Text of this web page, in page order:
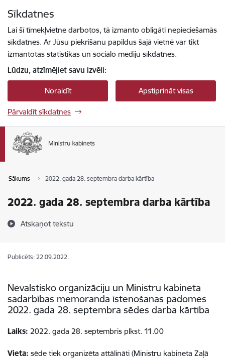
Sīkdatnes
Lai šī tīmekļvietne darbotos, tā izmanto obligāti nepieciešamās
sīkdatnes. Ar Jūsu piekrišanu papildus šajā vietnē var tikt
izmantotas statistikas un sociālo mediju sīkdatnes.
Lūdzu, atzīmējiet savu izvēli:
Noraidīt Apstiprināt visas
Pārvaldīt sīkdatnes
Sākums 2022. gada 28. septembra darba kārtība
2022. gada 28. septembra darba kārtība
Atskaņot tekstu
Publicēts: 22.09.2022.
Nevalstisko organizāciju un Ministru kabineta
sadarbības memoranda īstenošanas padomes
2022. gada 28. septembra sēdes darba kārtība
Laiks: 2022. gada 28. septembris plkst. 11.00
Vieta: sēde tiek organizēta attālināti (Ministru kabineta Zaļā